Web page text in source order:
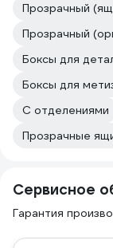
Прозрачный
Прозрачный
Боксы для
Боксы для
С отделениями
Прозрачные
Сервисное
Гарантия